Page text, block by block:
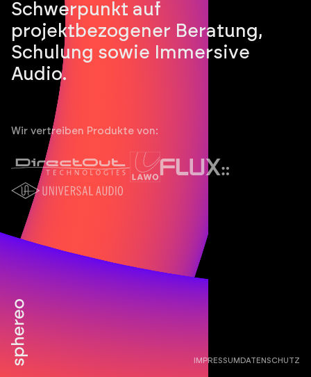
Schwerpunkt auf
projektbezogener Beratung,
Schulung sowie Immersive
Audio.
Wir vertreiben Produkte von:
IMPRESSUM DATENSCHUTZ